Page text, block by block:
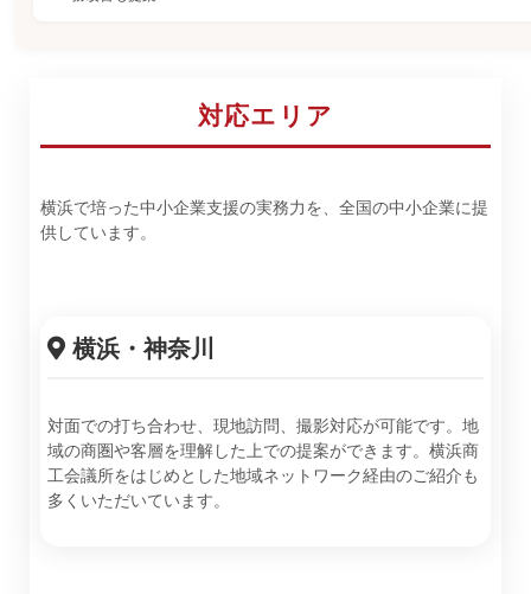
対応エリア
横浜で培った中小企業支援の実務力を、全国の中小企業に提
供しています。
横浜・神奈川
対面での打ち合わせ、現地訪問、撮影対応が可能です。地
域の商圏や客層を理解した上での提案ができます。横浜商
工会議所をはじめとした地域ネットワーク経由のご紹介も
多くいただいています。